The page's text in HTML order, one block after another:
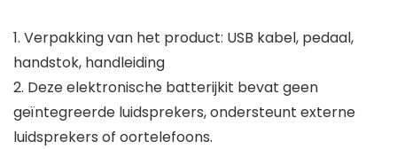
1. Verpakking van het product: USB kabel, pedaal,
handstok, handleiding
2. Deze elektronische batterijkit bevat geen
geïntegreerde luidsprekers, ondersteunt externe
luidsprekers of oortelefoons.